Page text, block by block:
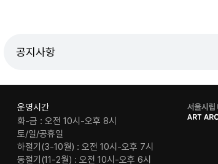
공지사항
운영시간
화-금 : 오전 10시-오후 8시
토/일/공휴일
하절기(3-10월) : 오전 10시-오후 7시
동절기(11-2월) : 오전 10시-오후 6시
로
고